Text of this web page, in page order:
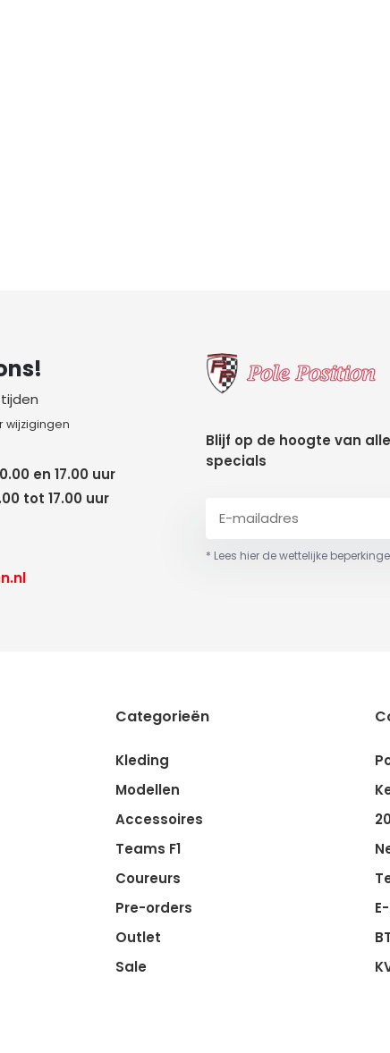
wijzigingen
en 17.00 uur
tot 17.00 uur
Blijf op de hoogte van
specials
* Lees hier de wettelijke
Categorieën
Kleding
Modellen
Accessoires
Teams F1
Coureurs
Pre-orders
Outlet
Sale